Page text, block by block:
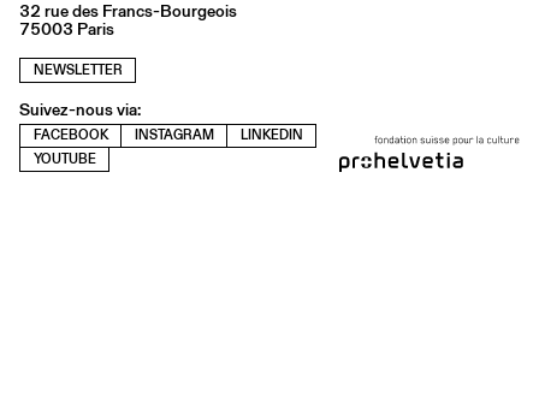
32 rue des Francs-Bourgeois
75003 Paris
NEWSLETTER
Suivez-nous via:
FACEBOOK INSTAGRAM
LINKEDIN
YOUTUBE